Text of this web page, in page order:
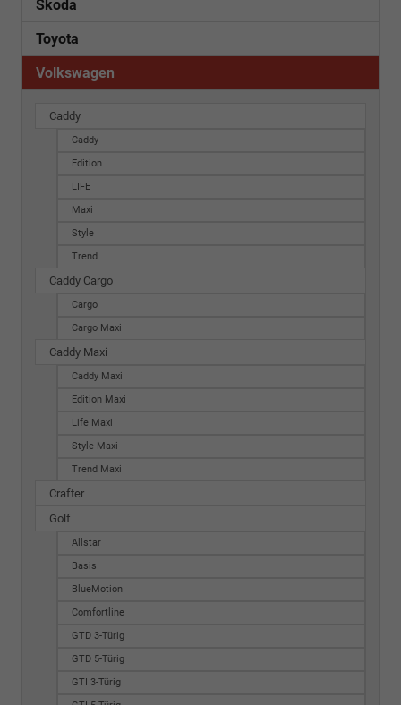
Skoda
Toyota
Volkswagen
Caddy
Caddy
Edition
LIFE
Maxi
Style
Trend
Caddy Cargo
Cargo
Cargo Maxi
Caddy Maxi
Caddy Maxi
Edition Maxi
Life Maxi
Style Maxi
Trend Maxi
Crafter
Golf
Allstar
Basis
BlueMotion
Comfortline
GTD 3-Türig
GTD 5-Türig
GTI 3-Türig